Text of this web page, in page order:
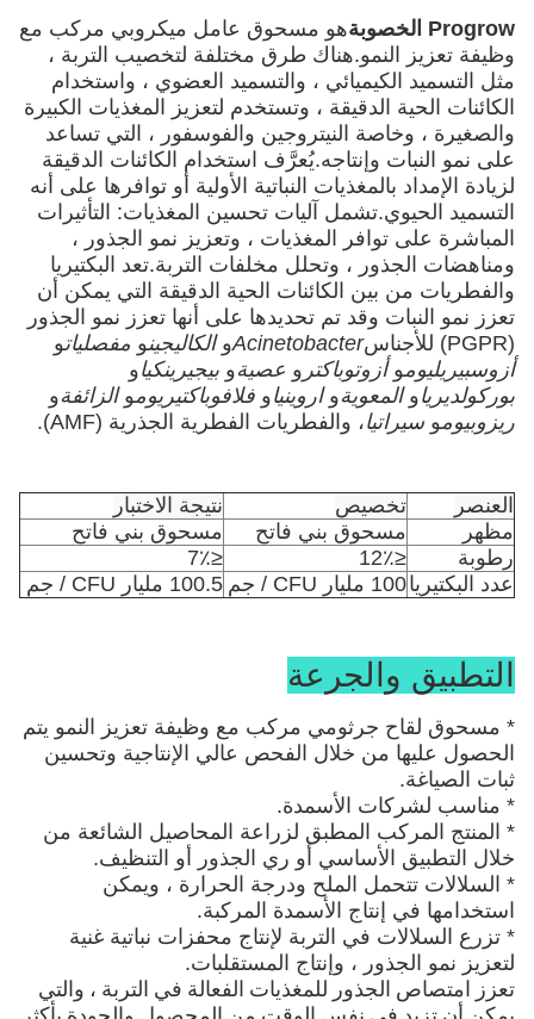
Progrow الخصوبة
هو مسحوق عامل ميكروبي مركب مع
وظيفة تعزيز النمو.هناك طرق مختلفة لتخصيب التربة ،
مثل التسميد الكيميائي ، والتسميد العضوي ، واستخدام
الكائنات الحية الدقيقة ، وتستخدم لتعزيز المغذيات الكبيرة
والصغيرة ، وخاصة النيتروجين والفوسفور ، التي تساعد
على نمو النبات وإنتاجه.يُعرَّف استخدام الكائنات الدقيقة
لزيادة الإمداد بالمغذيات النباتية الأولية أو توافرها على أنه
التسميد الحيوي.تشمل آليات تحسين المغذيات: التأثيرات
المباشرة على توافر المغذيات ، وتعزيز نمو الجذور ،
ومناهضات الجذور ، وتحلل مخلفات التربة.تعد البكتيريا
والفطريات من بين الكائنات الحية الدقيقة التي يمكن أن
تعزز نمو النبات وقد تم تحديدها على أنها تعزز نمو الجذور
(PGPR) للأجناس
Acinetobacterوالكاليجينو مفصلياتو
أزوسبيريليوموأزوتوباكتر و عصيةو بيجيرينكياو
بوركولديرياوالمعويةواروينياو فلافوباكتيريوموالزائفةو
ريزوبيومو سيراتيا، والفطريات الفطرية الجذرية (AMF).
العنصر تخصيص
نتيجة الاختبار
مظهر
مسحوق بني فاتح
مسحوق بني فاتح
رطوبة
≤12٪
≤7٪
عدد البكتيريا100 مليار CFU / جم 100.5 مليار CFU / جم
التطبيق والجرعة
ثبات الصياغة.
* مناسب لشركات الأسمدة.
خلال التطبيق الأساسي أو ري الجذور أو التنظيف.
استخدامها في إنتاج الأسمدة المركبة.
لتعزيز نمو الجذور ، وإنتاج المستقلبات.